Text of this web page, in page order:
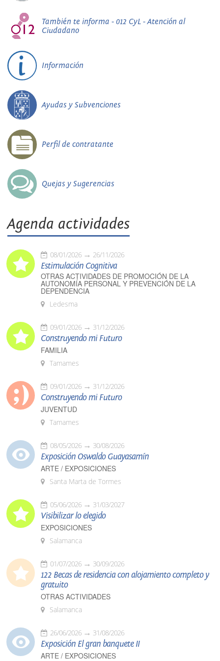
También te informa - 012 CyL - Atención al
Ciudadano
Información
Ayudas y Subvenciones
Perfil de contratante
Quejas y Sugerencias
Agenda actividades
08/01/2026 26/11/2026
Estimulación Cognitiva
OTRAS ACTIVIDADES DE PROMOCIÓN DE LA
AUTONOMÍA PERSONAL Y PREVENCIÓN DE LA
DEPENDENCIA
Ledesma
09/01/2026 31/12/2026
Construyendo mi Futuro
FAMILIA
Tamames
09/01/2026 31/12/2026
Construyendo mi Futuro
JUVENTUD
Tamames
08/05/2026 30/08/2026
Exposición Oswaldo Guayasamín
ARTE / EXPOSICIONES
Santa Marta de Tormes
05/06/2026 31/03/2027
Visibilizar lo elegido
EXPOSICIONES
Salamanca
01/07/2026 30/09/2026
122 Becas de residencia con alojamiento completo y
gratuito
OTRAS ACTIVIDADES
Salamanca
26/06/2026 31/08/2026
Exposición El gran banquete II
ARTE / EXPOSICIONES